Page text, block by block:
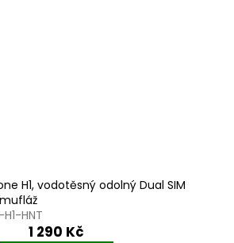
H1, vodotěsný odolný Dual SIM
HNT
1 290 Kč